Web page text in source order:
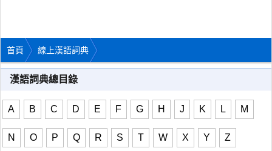
首頁 線上漢語詞典
漢語詞典總目錄
A B C D E F G H J K L M
N O P Q R S T W X Y Z